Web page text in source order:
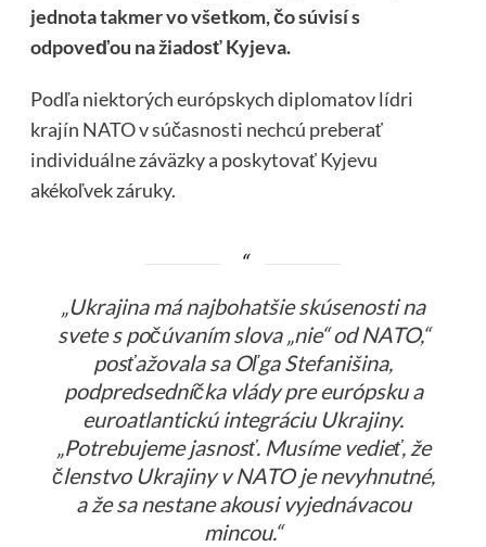
jednota takmer vo všetkom, čo súvisí s
odpoveďou na žiadosť Kyjeva.
Podľa niektorých európskych diplomatov lídri
krajín NATO v súčasnosti nechcú preberať
individuálne záväzky a poskytovať Kyjevu
akékoľvek záruky.
„Ukrajina má najbohatšie skúsenosti na
svete s počúvaním slova „nie“ od NATO,“
posťažovala sa Oľga Stefanišina,
podpredsedníčka vlády pre európsku a
euroatlantickú integráciu Ukrajiny.
„Potrebujeme jasnosť. Musíme vedieť, že
členstvo Ukrajiny v NATO je nevyhnutné,
a že sa nestane akousi vyjednávacou
mincou.“